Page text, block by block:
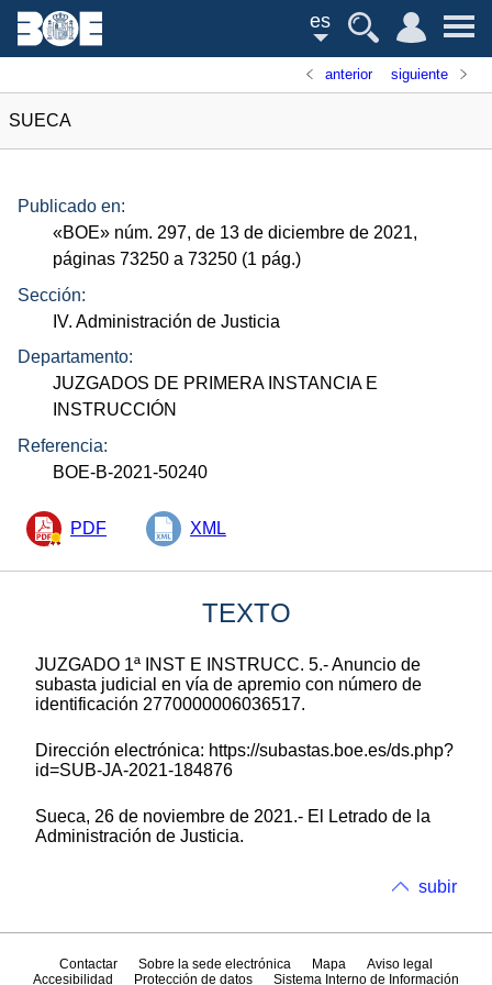
es
anterior siguiente
SUECA
Publicado en:
«BOE» núm. 297, de 13 de diciembre de 2021,
páginas 73250 a 73250 (1 pág.)
Sección:
IV. Administración de Justicia
Departamento:
JUZGADOS DE PRIMERA INSTANCIA E
INSTRUCCIÓN
Referencia:
BOE-B-2021-50240
PDF XML
TEXTO
JUZGADO 1ª INST E INSTRUCC. 5.- Anuncio de
subasta judicial en vía de apremio con número de
identificación 2770000006036517.
Dirección electrónica: https://subastas.boe.es/ds.php?
id=SUB-JA-2021-184876
Sueca, 26 de noviembre de 2021.- El Letrado de la
Administración de Justicia.
subir
Contactar Sobre la sede electrónica Mapa
Aviso legal
Accesibilidad
Protección de datos Sistema Interno de Información